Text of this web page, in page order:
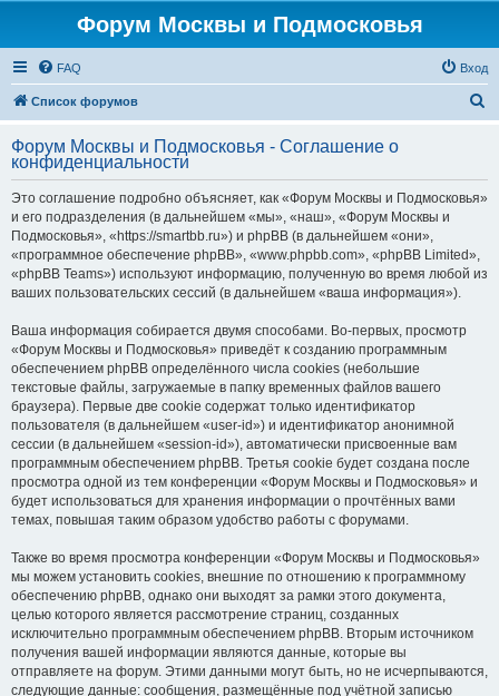
Форум Москвы и Подмосковья
FAQ Вход
Список форумов
с
Форум Москвы и Подмосковья - Соглашение о
конфиденциальности
Это соглашение подробно объясняет, как «Форум Москвы и Подмосковья»
и его подразделения (в дальнейшем «мы», «наш», «Форум Москвы и
Подмосковья», «https://smartbb.ru») и phpBB (в дальнейшем «они»,
«программное обеспечение phpBB», «www.phpbb.com», «phpBB Limited»,
«phpBB Teams») используют информацию, полученную во время любой из
ваших пользовательских сессий (в дальнейшем «ваша информация»).
Ваша информация собирается двумя способами. Во-первых, просмотр
«Форум Москвы и Подмосковья» приведёт к созданию программным
обеспечением phpBB определённого числа cookies (небольшие
текстовые файлы, загружаемые в папку временных файлов вашего
браузера). Первые две cookie содержат только идентификатор
пользователя (в дальнейшем «user-id») и идентификатор анонимной
сессии (в дальнейшем «session-id»), автоматически присвоенные вам
программным обеспечением phpBB. Третья cookie будет создана после
просмотра одной из тем конференции «Форум Москвы и Подмосковья» и
будет использоваться для хранения информации о прочтённых вами
темах, повышая таким образом удобство работы с форумами.
Также во время просмотра конференции «Форум Москвы и Подмосковья»
мы можем установить cookies, внешние по отношению к программному
обеспечению phpBB, однако они выходят за рамки этого документа,
целью которого является рассмотрение страниц, созданных
исключительно программным обеспечением phpBB. Вторым источником
получения вашей информации являются данные, которые вы
отправляете на форум. Этими данными могут быть, но не исчерпываются,
следующие данные: сообщения, размещённые под учётной записью